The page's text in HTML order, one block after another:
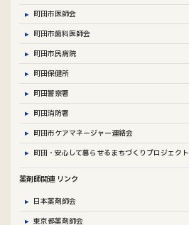
町田市医師会
町田市歯科医師会
町田市民病院
町田保健所
町田警察署
町田消防署
町田市ケアマネージャー連絡会
町田・安心して暮らせるまちづくりプロジェクト
薬剤師関連 リンク
日本薬剤師会
東京都薬剤師会